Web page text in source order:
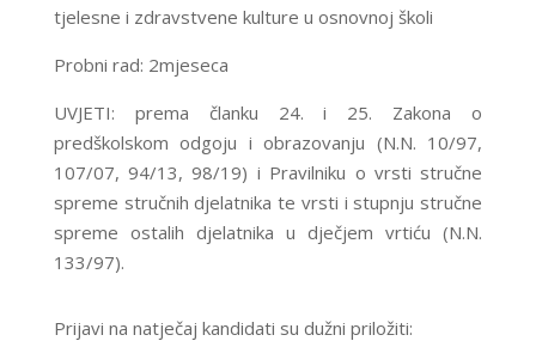
tjelesne i zdravstvene kulture u osnovnoj školi
Probni rad: 2mjeseca
UVJETI: prema članku 24. i 25. Zakona o
predškolskom odgoju i obrazovanju (N.N. 10/97,
107/07, 94/13, 98/19) i Pravilniku o vrsti stručne
spreme stručnih djelatnika te vrsti i stupnju stručne
spreme ostalih djelatnika u dječjem vrtiću (N.N.
133/97).
Prijavi na natječaj kandidati su dužni priložiti: